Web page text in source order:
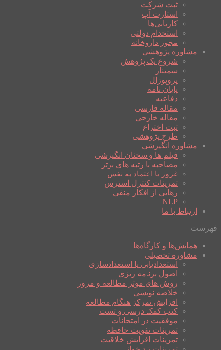
ثبت شرکت
استارت آپ
کاریابی‌ها
استخدام دولتی
مجوز داروخانه
مشاوره پژوهشی
شروع یک پژوهش
سمینار
پروپوزال
پایان نامه
دفاعیه
مقاله فارسی
مقاله خارجی
ثبت اختراع
طرح پژوهشی
مشاوره انگیزشی
فیلم ها و سخنان انگیزشی
مصاحبه با رتبه های برتر
غرور یا اعتماد به نفس
تمرینات کنترل استرس
رهایی از افکار منفی
NLP
ارتباط با ما
فهرست
همایش‌ها و کارگاه‌ها
مشاوره تحصیلی
استعدادیابی یا استعدادسازی
اصول برنامه ریزی
روش های موثر مطالعه و مرور
خلاصه نویسی
افزایش تمرکز هنگام مطالعه
کتب کمک درسی و تست
موفقیت در امتحانات
تمرینات تقویت حافظه
تمرینات افزایش خلاقیت